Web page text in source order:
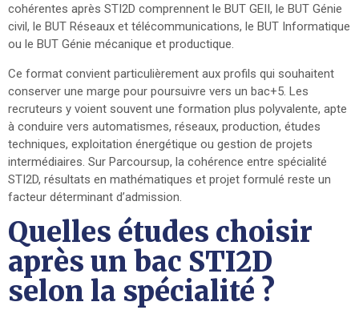
cohérentes après STI2D comprennent le BUT GEII, le BUT Génie
civil, le BUT Réseaux et télécommunications, le BUT Informatique
ou le BUT Génie mécanique et productique.
Ce format convient particulièrement aux profils qui souhaitent
conserver une marge pour poursuivre vers un bac+5. Les
recruteurs y voient souvent une formation plus polyvalente, apte
à conduire vers automatismes, réseaux, production, études
techniques, exploitation énergétique ou gestion de projets
intermédiaires. Sur Parcoursup, la cohérence entre spécialité
STI2D, résultats en mathématiques et projet formulé reste un
facteur déterminant d’admission.
Quelles études choisir
après un bac STI2D
selon la spécialité ?